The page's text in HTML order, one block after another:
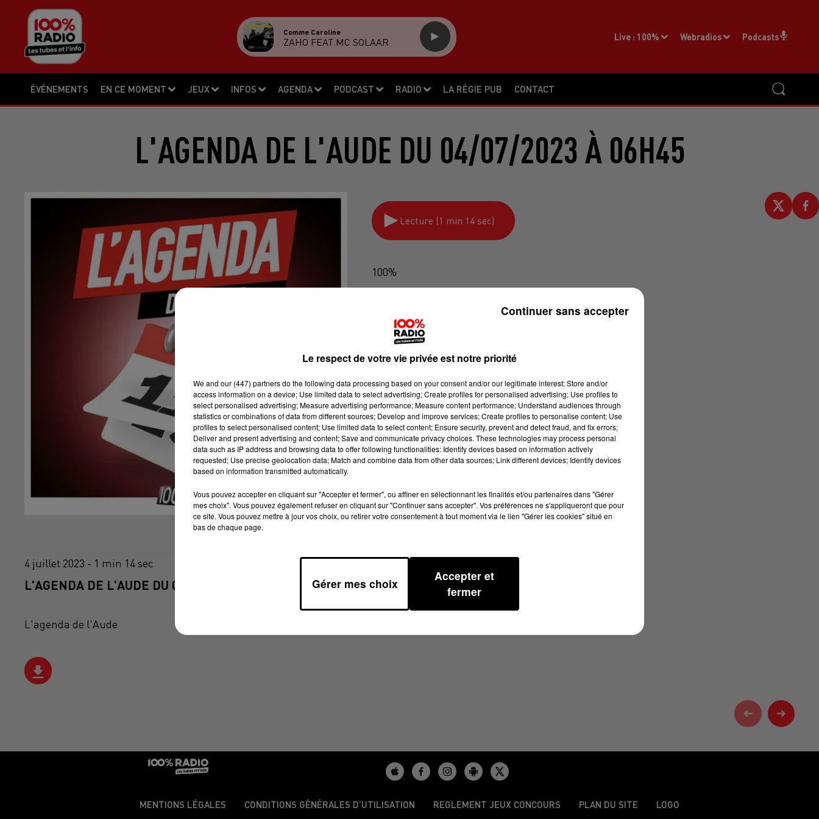
ÉVÉNEMENTS EN CE MOMENT JEUX INFOS AGENDA PODCAST RADIO LA RÉGIE PUB CONTACT
Live : 100% Webradios Podcasts
Comme Caroline
ZAHO FEAT.MC SOLAAR
L'AGENDA DE L'AUDE DU 04/07/2023 À 06H45
Lecture (1 min 14 sec)
100%
4 juillet 2023 - 1 min 14 sec
L'AGENDA DE L'AUDE DU 04/07/2023 À 06H45
L'agenda de l'Aude
MENTIONS LÉGALES CONDITIONS GÉNÉRALES D’UTILISATION REGLEMENT JEUX CONCOURS PLAN DU SITE LOGO
Le respect de votre vie privée est notre priorité
We and our (447) partnersdo the following data processing based on your consent and/or our legitimate interest: Store and/or
access information on a device; Use limited data to select advertising; Create profiles for personalised advertising; Use profiles to
select personalised advertising; Measure advertising performance; Measure content performance; Understand audiences through
statistics or combinations of data from different sources; Develop and improve services; Create profiles to personalise content; Use
profiles to select personalised content; Use limited data to select content; Ensure security, prevent and detect fraud, and fix errors;
Deliver and present advertising and content; Save and communicate privacy choices. These technologies may process personal
data such as IP address and browsing data to offer following functionalities: Identify devices based on information actively
requested; Use precise geolocation data; Match and combine data from other data sources; Link different devices; Identify devices
based on information transmitted automatically.
Vous pouvez accepter en cliquant sur "Accepter et fermer", ou affiner en sélectionnant les finalités et/ou partenaires dans "Gérer
mes choix". Vous pouvez également refuser en cliquant sur "Continuer sans accepter". Vos préférences ne s'appliqueront que pour
ce site. Vous pouvez mettre à jour vos choix, ou retirer votre consentement à tout moment via le lien "Gérer les cookies" situé en
bas de chaque page.
Gérer mes choix
Accepter et
fermer
Continuer sans accepter